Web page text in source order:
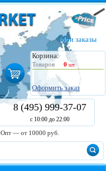
Мои заказы
Корзина:
Товаров
0 шт.
Оформить заказ
8 (495) 999-37-07
с 10:00 до 22:00
Опт — от 10000 руб.